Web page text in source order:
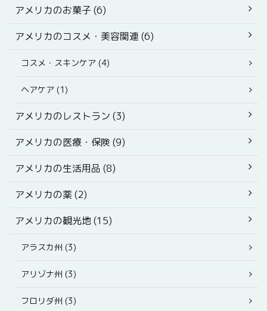
アメリカのお菓子 (6)
アメリカのコスメ・美容関連 (6)
コスメ・スキンケア (4)
ヘアケア (1)
アメリカのレストラン (3)
アメリカの医療・保険 (9)
アメリカの生活用品 (8)
アメリカの薬 (2)
アメリカの観光地 (15)
アラスカ州 (3)
アリゾナ州 (3)
フロリダ州 (3)